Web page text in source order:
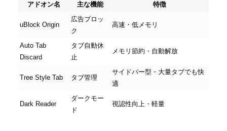
アドオン名 主な機能 特徴
uBlock Origin
広告ブロッ
ク
高速・低メモリ
Auto Tab
Discard
タブ自動休
止
メモリ節約・自動解放
Tree Style Tab タブ管理
サイドバー型・大量タブでも快
適
Dark Reader
ダークモー
ド
視認性向上・軽量